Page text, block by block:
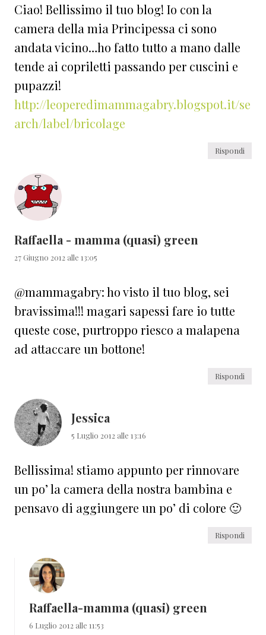
Ciao! Bellissimo il tuo blog! Io con la
camera della mia Principessa ci sono
andata vicino…ho fatto tutto a mano dalle
tende ai copriletti passando per cuscini e
pupazzi!
http://leoperedimammagabry.blogspot.it/se
arch/label/bricolage
Rispondi
Raffaella - mamma (quasi) green
27 Giugno 2012 alle 13:05
@mammagabry: ho visto il tuo blog, sei
bravissima!!! magari sapessi fare io tutte
queste cose, purtroppo riesco a malapena
ad attaccare un bottone!
Rispondi
Jessica
5 Luglio 2012 alle 13:16
Bellissima! stiamo appunto per rinnovare
un po’ la camera della nostra bambina e
pensavo di aggiungere un po’ di colore 🙂
Rispondi
Raffaella-mamma (quasi) green
6 Luglio 2012 alle 11:53